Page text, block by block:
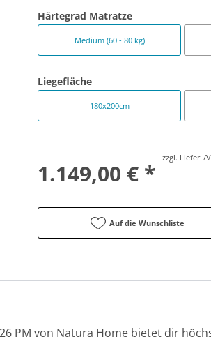
Härtegrad Matratze
Medium (60 - 80 kg)
Liegefläche
180x200cm
1.149,00 € *
zzgl. Liefer-/
Auf die Wunschliste
PM von Natura Home bietet dir